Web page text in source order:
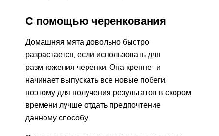
С помощью черенкования
Домашняя мята довольно быстро
разрастается, если использовать для
размножения черенки. Она крепнет и
начинает выпускать все новые побеги,
поэтому для получения результатов в скором
времени лучше отдать предпочтение
данному способу.